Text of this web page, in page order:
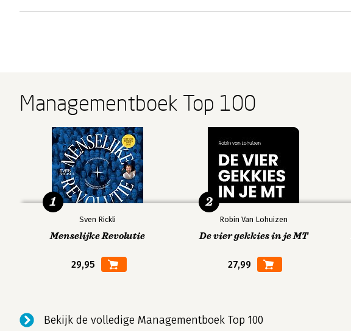
Managementboek Top 100
Sven Rickli
Menselijke Revolutie
29,95
1
Robin Van Lohuizen
De vier gekkies in je MT
27,99
2
Bekijk de volledige Managementboek Top 100